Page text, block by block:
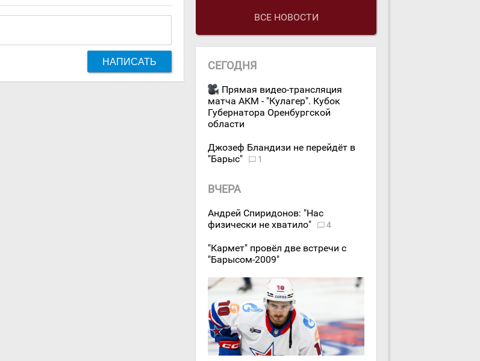
НАПИСАТЬ
ВСЕ НОВОСТИ
СЕГОДНЯ
Прямая видео-трансляция
матча АКМ - "Кулагер". Кубок
Губернатора Оренбургской
области
Джозеф Бландизи не перейдёт в
"Барыс"
1
ВЧЕРА
Андрей Спиридонов: "Нас
физически не хватило"
4
"Кармет" провёл две встречи с
"Барысом-2009"